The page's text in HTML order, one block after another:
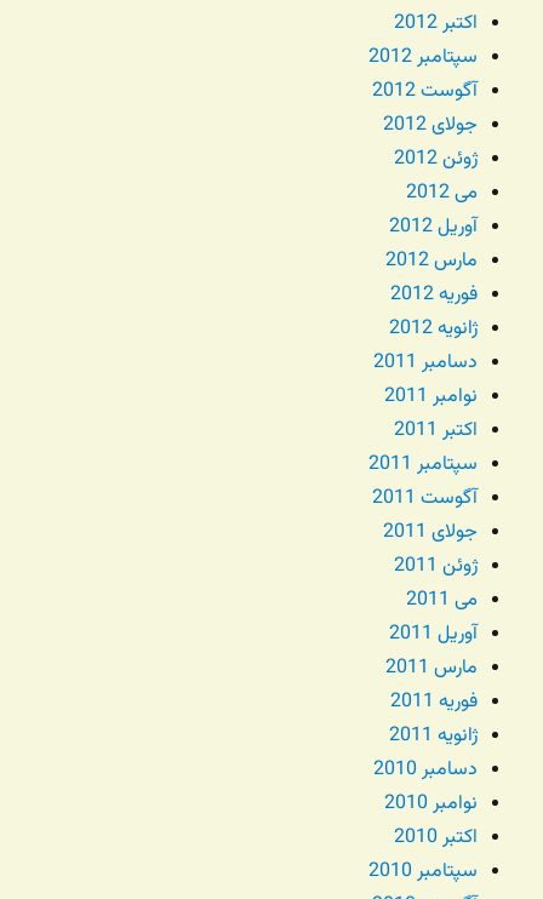
اکتبر 2012
سپتامبر 2012
آگوست 2012
جولای 2012
ژوئن 2012
می 2012
آوریل 2012
مارس 2012
فوریه 2012
ژانویه 2012
دسامبر 2011
نوامبر 2011
اکتبر 2011
سپتامبر 2011
آگوست 2011
جولای 2011
ژوئن 2011
می 2011
آوریل 2011
مارس 2011
فوریه 2011
ژانویه 2011
دسامبر 2010
نوامبر 2010
اکتبر 2010
سپتامبر 2010